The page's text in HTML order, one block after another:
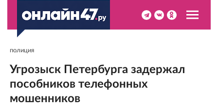
полиция
Угрозыск Петербурга задержал
пособников телефонных
мошенников